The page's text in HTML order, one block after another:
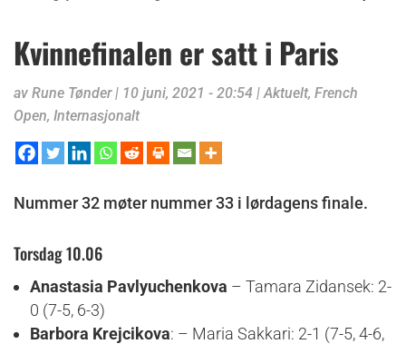
Kvinnefinalen er satt i Paris
av Rune Tønder| 10 juni, 2021 - 20:54 |Aktuelt, French
Open, Internasjonalt
Nummer 32 møter nummer 33 i lørdagens finale.
Torsdag 10.06
Anastasia Pavlyuchenkova – Tamara Zidansek: 2-
0 (7-5, 6-3)
Barbora Krejcikova: – Maria Sakkari: 2-1 (7-5, 4-6,